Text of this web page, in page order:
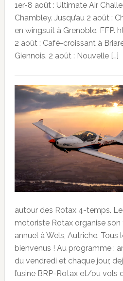
1er-8 août : Ultimate Air
Chambley. Jusqu’au 2 août :
en wingsuit à Grenoble. FFP.
2 août : Café-croissant à
Giennois. 2 août : Nouvelle […]
autour des Rotax 4-temps.
motoriste Rotax organise
annuel à Wels, Autriche.
bienvenus ! Au programme :
du vendredi et chaque jour,
l’usine BRP-Rotax et/ou